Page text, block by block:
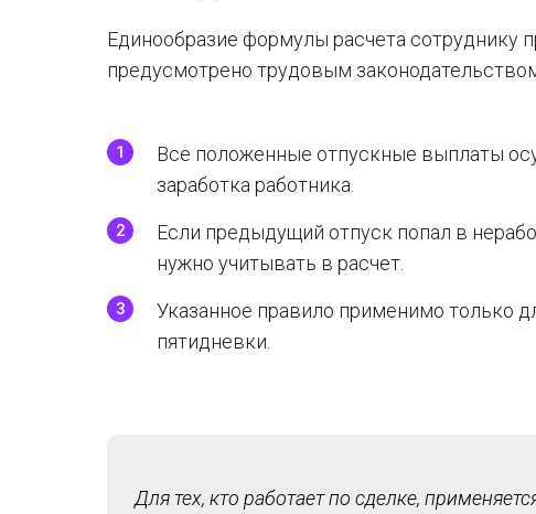
Единообразие формулы расчета сотруднику
предусмотрено трудовым
Все положенные отпускные выплаты
заработка работника.
Если предыдущий отпуск попал в
нужно учитывать в расчет.
Указанное правило применимо только
пятидневки.
Для тех, кто работает по сделке,